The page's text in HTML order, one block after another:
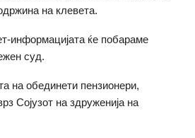
на клевета.
информацијата ќе побараме
суд.
на обединети пензионери,
Сојузот на здруженија на